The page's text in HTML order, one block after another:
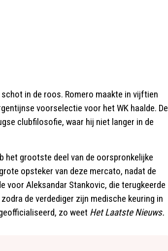
in de roos. Romero maakte in vijftien
voorselectie voor het WK haalde. De
clubfilosofie, waar hij niet langer in de
het grootste deel van de oorspronkelijke
opsteker van deze mercato, nadat de
voor Aleksandar Stankovic, die terugkeerde
de verdediger zijn medische keuring in
zo weet Het Laatste Nieuws.